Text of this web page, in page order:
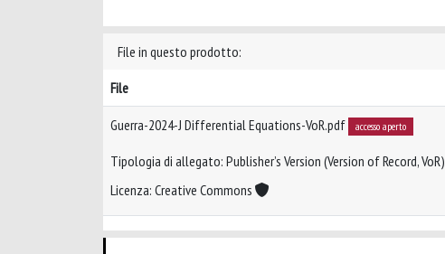
File in questo prodotto:
File
Guerra-2024-J Differential Equations-VoR.pdf accesso aperto
Tipologia di allegato: Publisher’s Version (Version of Record, VoR)
Licenza: Creative Commons